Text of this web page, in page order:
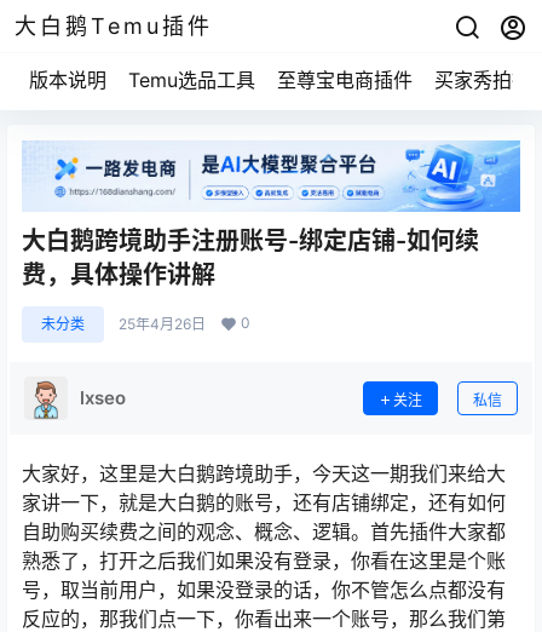
大白鹅Temu插件
版本说明 Temu选品工具 至尊宝电商插件 买家秀拍摄
大白鹅跨境助手注册账号-绑定店铺-如何续
费，具体操作讲解
未分类 25年4月26日 0
lxseo 关注 私信
大家好，这里是大白鹅跨境助手，今天这一期我们来给大
家讲一下，就是大白鹅的账号，还有店铺绑定，还有如何
自助购买续费之间的观念、概念、逻辑。首先插件大家都
熟悉了，打开之后我们如果没有登录，你看在这里是个账
号，取当前用户，如果没登录的话，你不管怎么点都没有
反应的，那我们点一下，你看出来一个账号，那么我们第